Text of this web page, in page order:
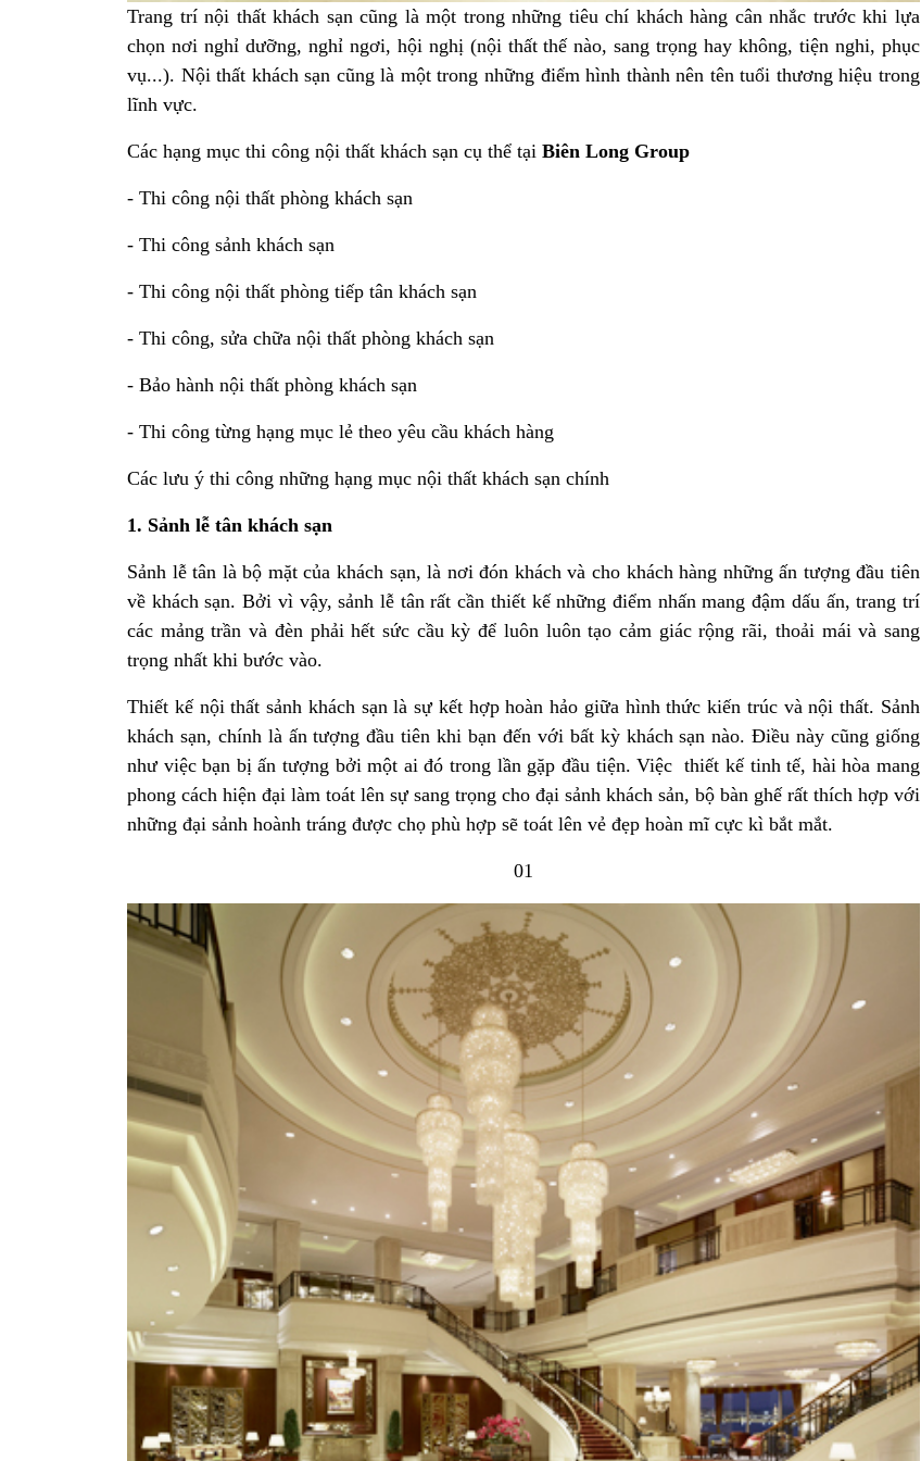
Trang trí nội thất khách sạn cũng là một trong những tiêu chí khách hàng cân nhắc trước khi lựa
chọn nơi nghỉ dưỡng, nghỉ ngơi, hội nghị (nội thất thế nào, sang trọng hay không, tiện nghi, phục
vụ...). Nội thất khách sạn cũng là một trong những điểm hình thành nên tên tuổi thương hiệu trong
lĩnh vực.
Các hạng mục thi công nội thất khách sạn cụ thể tại Biên Long Group
- Thi công nội thất phòng khách sạn
- Thi công sảnh khách sạn
- Thi công nội thất phòng tiếp tân khách sạn
- Thi công, sửa chữa nội thất phòng khách sạn
- Bảo hành nội thất phòng khách sạn
- Thi công từng hạng mục lẻ theo yêu cầu khách hàng
Các lưu ý thi công những hạng mục nội thất khách sạn chính
1. Sảnh lễ tân khách sạn
Sảnh lễ tân là bộ mặt của khách sạn, là nơi đón khách và cho khách hàng những ấn tượng đầu tiên
về khách sạn. Bởi vì vậy, sảnh lễ tân rất cần thiết kế những điểm nhấn mang đậm dấu ấn, trang trí
các mảng trần và đèn phải hết sức cầu kỳ để luôn luôn tạo cảm giác rộng rãi, thoải mái và sang
trọng nhất khi bước vào.
Thiết kế nội thất sảnh khách sạn là sự kết hợp hoàn hảo giữa hình thức kiến trúc và nội thất. Sảnh
khách sạn, chính là ấn tượng đầu tiên khi bạn đến với bất kỳ khách sạn nào. Điều này cũng giống
như việc bạn bị ấn tượng bởi một ai đó trong lần gặp đầu tiện. Việc thiết kế tinh tế, hài hòa mang
phong cách hiện đại làm toát lên sự sang trọng cho đại sảnh khách sản, bộ bàn ghế rất thích hợp với
những đại sảnh hoành tráng được chọ phù hợp sẽ toát lên vẻ đẹp hoàn mĩ cực kì bắt mắt.
01